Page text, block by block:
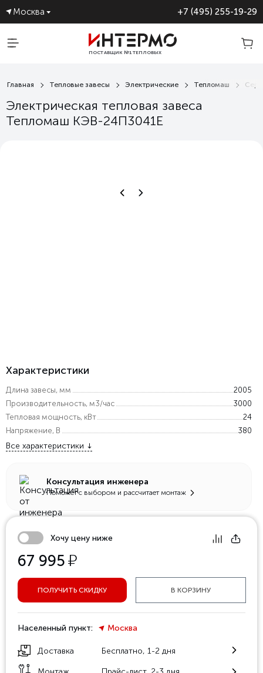
Москва +7 (495) 255-19-29
ПОСТАВЩИК №1 ТЕПЛОВЫХ
Главная Тепловые завесы Электрические Тепломаш
Электрическая тепловая завеса
Тепломаш КЭВ-24П3041Е
Характеристики
Длина завесы, мм
2005
Производительность, м3/час
3000
Тепловая мощность, кВт
24
Напряжение, В
380
Все характеристики
Консультация инженера
Поможет с выбором и рассчитает монтаж
Хочу цену ниже
67 995у
ПОЛУЧИТЬ СКИДКУ В КОРЗИНУ
Населенный пункт: Москва
Доставка Бесплатно, 1-2 дня